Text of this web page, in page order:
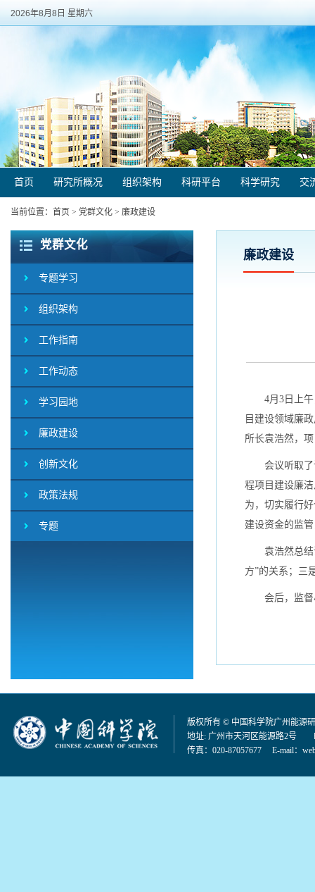
2026年8月8日 星期六
首页 研究所概况 组织架构 科研平台 科学研究 交
当前位置： 首页 > 党群文化 > 廉政建设
党群文化
专题学习
组织架构
工作指南
工作动态
学习园地
廉政建设
创新文化
政策法规
专题
廉政建设
4月3日上午，
目建设领域廉
所长袁浩然，
会议听取了该
程项目建设廉
为，切实履行
建设资金的监
袁浩然总结讲
方”的关系；三
会后，监督
版权所有 © 中国科学院广州能源
地址: 广州市天河区能源路2号
传真：020-87057677 E-mail：